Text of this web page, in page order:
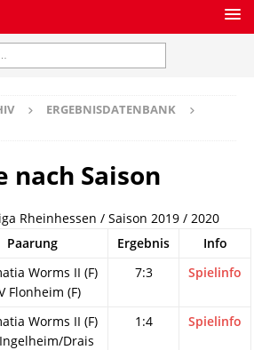
ERGEBNISDATENBANK
nach Saison
Rheinhessen / Saison 2019 / 2020
Paarung Ergebnis
Info
Worms II (F)
Flonheim (F)
7:3 Spielinfo
Worms II (F)
Drais
1:4 Spielinfo